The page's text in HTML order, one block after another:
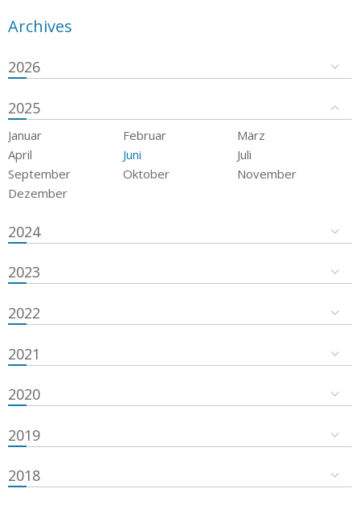
Archives
2026
2025
Januar Februar
März
April
Juni
Juli
September
Oktober
November
Dezember
2024
2023
2022
2021
2020
2019
2018